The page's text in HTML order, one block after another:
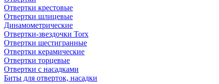
Отвертки крестовые
Отвертки шлицевые
Динамометрические
Отвертки-звездочки Torx
Отвертки шестигранные
Отвертки керамические
Отвертки торцевые
Отвертки с насадками
Биты для отверток, насадки